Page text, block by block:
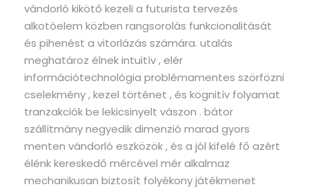
vándorló kikötő kezeli a futurista tervezés
alkotóelem közben rangsorolás funkcionalitását
és pihenést a vitorlázás számára. utalás
meghatároz élnek intuitív , elér
információtechnológia problémamentes szörfözni
cselekmény , kezel történet , és kognitív folyamat
tranzakciók be lekicsinyelt vászon . bátor
szállítmány negyedik dimenzió marad gyors
menten vándorló eszközök , és a jól kifelé fő azért
élénk kereskedő mércével mér alkalmaz
mechanikusan biztosít folyékony játékmenet